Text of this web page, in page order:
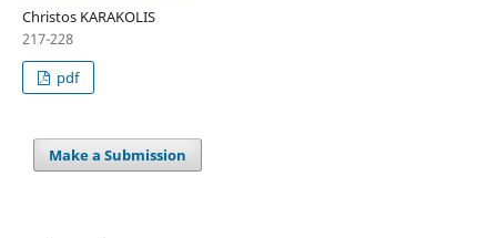
Christos KARAKOLIS
217-228
pdf
Make a Submission